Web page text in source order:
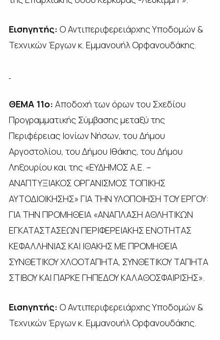
Εισηγητής: Ο Αντιπεριφερειάρχης Υποδομών &
Τεχνικών Έργων κ. Εμμανουήλ Ορφανουδάκης.
ΘΕΜΑ 11ο: Αποδοχή των όρων του Σχεδίου
Προγραμματικής Σύμβασης μεταξύ της
Περιφέρειας Ιονίων Νήσων, του Δήμου
Αργοστολίου, του Δήμου Ιθάκης, του Δήμου
Ληξουρίου και της «ΕΥΔΗΜΟΣ Α.Ε. –
ΑΝΑΠΤΥΞΙΑΚΟΣ ΟΡΓΑΝΙΣΜΟΣ ΤΟΠΙΚΗΣ
ΑΥΤΟΔΙΟΙΚΗΣΗΣ» ΓΙΑ ΤΗΝ ΥΛΟΠΟΙΗΣΗ ΤΟΥ ΕΡΓΟΥ:
ΓΙΑ ΤΗΝ ΠΡΟΜΗΘΕΙΑ «ΑΝΑΠΛΑΣΗ ΑΘΛΗΤΙΚΩΝ
ΕΓΚΑΤΑΣΤΑΣΕΩΝ ΠΕΡΙΦΕΡΕΙΑΚΗΣ ΕΝΟΤΗΤΑΣ
ΚΕΦΑΛΛΗΝΙΑΣ ΚΑΙ ΙΘΑΚΗΣ ΜΕ ΠΡΟΜΗΘΕΙΑ
ΣΥΝΘΕΤΙΚΟΥ ΧΛΟΟΤΑΠΗΤΑ, ΣΥΝΘΕΤΙΚΟΥ ΤΑΠΗΤΑ
ΣΤΙΒΟΥ ΚΑΙ ΠΑΡΚΕ ΓΗΠΕΔΟΥ ΚΑΛΑΘΟΣΦΑΙΡΙΣΗΣ».
Εισηγητής: Ο Αντιπεριφερειάρχης Υποδομών &
Τεχνικών Έργων κ. Εμμανουήλ Ορφανουδάκης.